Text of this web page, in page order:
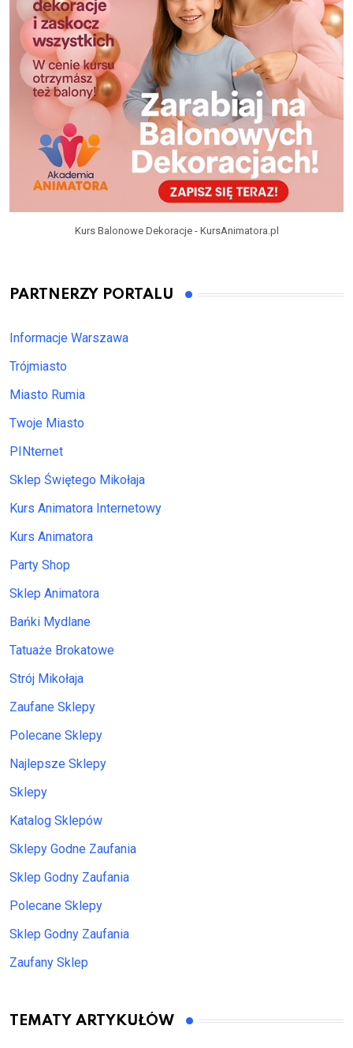
Kurs Balonowe Dekoracje - KursAnimatora.pl
PARTNERZY PORTALU
Informacje Warszawa
Trójmiasto
Miasto Rumia
Twoje Miasto
PINternet
Sklep Świętego Mikołaja
Kurs Animatora Internetowy
Kurs Animatora
Party Shop
Sklep Animatora
Bańki Mydlane
Tatuaże Brokatowe
Strój Mikołaja
Zaufane Sklepy
Polecane Sklepy
Najlepsze Sklepy
Sklepy
Katalog Sklepów
Sklepy Godne Zaufania
Sklep Godny Zaufania
Polecane Sklepy
Sklep Godny Zaufania
Zaufany Sklep
TEMATY ARTYKUŁÓW